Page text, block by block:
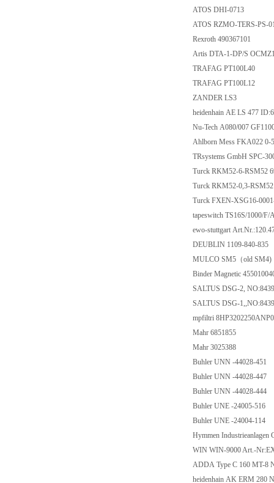
ATOS DHI-0713
ATOS RZMO-TERS-
Rexroth 490367101
Artis DTA-1-DP/S
TRAFAG
TRAFAG
ZANDER LS3
heidenhain AE LS 477
Nu-Tech A080/007
Ahlborn Mess
TRsystems GmbH
Turck RKM52-6-
Turck RKM52-0,3-
Turck FXEN-XSG16-
tapeswitch TS16S/
ewo-stuttgart
DEUBLIN 1109-
MULCO SM5（old
Binder Magnetic
SALTUS DSG-2,
SALTUS DSG-
mpfiltri
Mahr 6851855
Mahr 3025388
Buhler UNN -
Buhler UNN -
Buhler UNN -
Buhler UNE -
Buhler UNE -
Hymmen
WIN WIN-9000 Art.-
ADDA Type C 160
heidenhain AK ERM